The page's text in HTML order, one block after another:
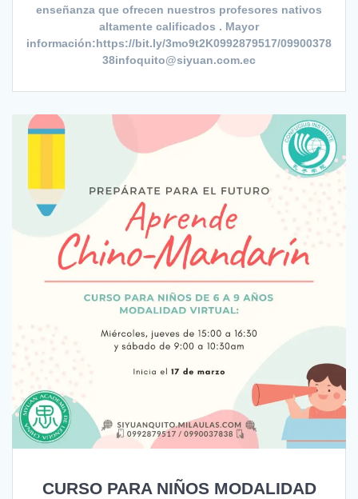
enseñanza que ofrecen nuestros profesores nativos
altamente calificados . Mayor
información:https://bit.ly/3mo9t2K0992879517/09900378
38infoquito@siyuan.com.ec
CURSO PARA NIÑOS MODALIDAD